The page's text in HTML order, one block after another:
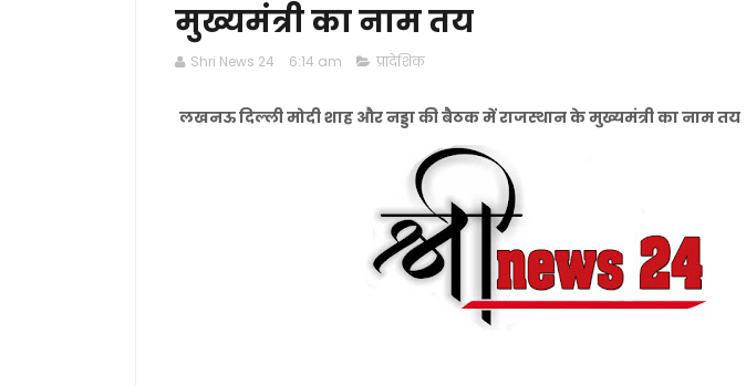
मुख्यमंत्री का नाम तय
Shri News 24 6:14 am प्रादेशिक
लखनऊ दिल्ली मोदी शाह और नड्डा की बैठक में राजस्थान के मुख्यमंत्री का नाम तय